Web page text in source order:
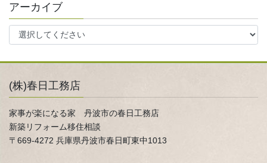
アーカイブ
(株)春日工務店
家事が楽になる家 丹波市の春日工務店
新築リフォーム移住相談
〒669-4272 兵庫県丹波市春日町東中1013